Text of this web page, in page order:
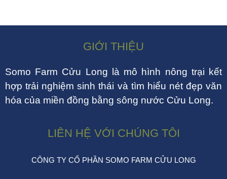
GIỚI THIỆU
Somo Farm Cửu Long là mô hình nông trại kết
hợp trải nghiệm sinh thái và tìm hiểu nét đẹp văn
hóa của miền đồng bằng sông nước Cửu Long.
LIÊN HỆ VỚI CHÚNG TÔI
CÔNG TY CỔ PHẦN SOMO FARM CỬU LONG